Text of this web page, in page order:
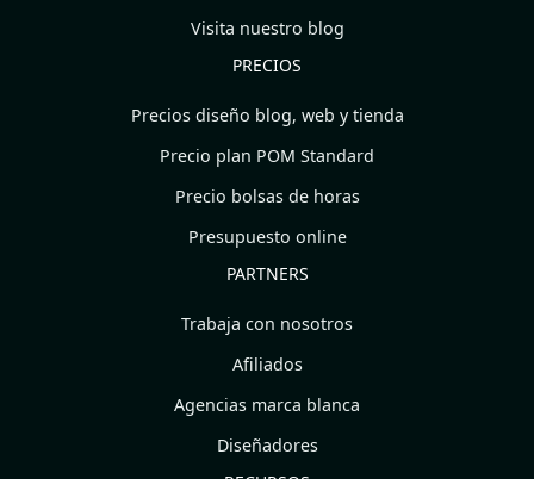
Visita nuestro blog
PRECIOS
Precios diseño blog, web y tienda
Precio plan POM Standard
Precio bolsas de horas
Presupuesto online
PARTNERS
Trabaja con nosotros
Afiliados
Agencias marca blanca
Diseñadores